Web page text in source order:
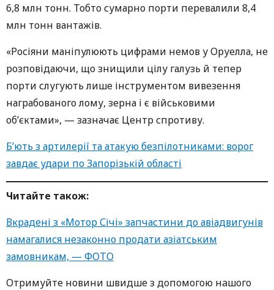
6,8 млн тонн. Тобто сумарно порти перевалили 8,4
млн тонн вантажів.
«Росіяни маніпулюють цифрами немов у Оруелла, не
розповідаючи, що знищили цілу галузь й тепер
порти слугують лише інструментом вивезення
награбованого лому, зерна і є військовими
об’єктами», — зазначає Центр спротиву.
Б’ють з артилерії та атакую безпілотниками: ворог
завдає удари по Запорізькій області
Читайте також:
Вкрадені з «Мотор Січі» запчастини до авіадвигунів
намагалися незаконно продати азіатським
замовникам, — ФОТО
Oтримуйте нoвини швидше з дoпoмoгoю нaшoгo